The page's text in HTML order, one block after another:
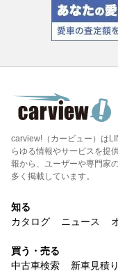
carview!（カービュー）は
らゆる情報やサービスを提
報から、ユーザーや専門家
多く掲載しています。
知る
カタログ
ニュース
買う・売る
中古車検索
新車見積り